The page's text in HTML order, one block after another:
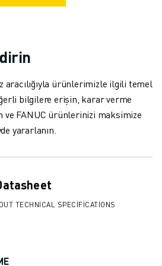
ürünlerimizle ilgili temel
bilgilere erişin, karar verme
ve FANUC ürünlerinizi maksimize
yararlanın.
TECHNICAL SPECIFICATIONS